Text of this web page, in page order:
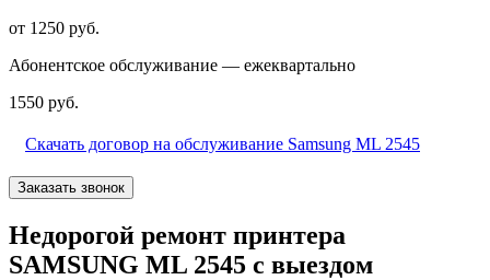
от 1250 руб.
Абонентское обслуживание — ежеквартально
1550 руб.
Скачать договор на обслуживание Samsung ML 2545
Заказать звонок
Недорогой ремонт принтера
SAMSUNG ML 2545 с выездом